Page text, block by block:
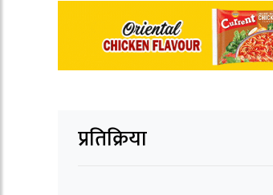
प्रतिक्रिया